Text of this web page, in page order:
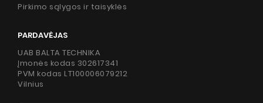
Pirkimo sąlygos ir taisyklės
PARDAVĖJAS
UAB BALTA TECHNIKA
Įmonės kodas 302617341
PVM kodas LT100006079212
Vilnius